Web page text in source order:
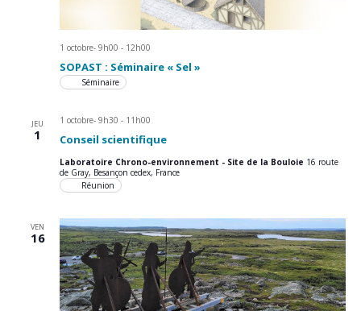
SOPAST : Séminaire « Sel »
1 octobre- 9h00 - 12h00
Séminaire
JEU
1 Conseil scientifique
1 octobre- 9h30 - 11h00
Laboratoire Chrono-environnement - Site de la Bouloie 16 route
de Gray, Besançon cedex, France
Réunion
VEN
16